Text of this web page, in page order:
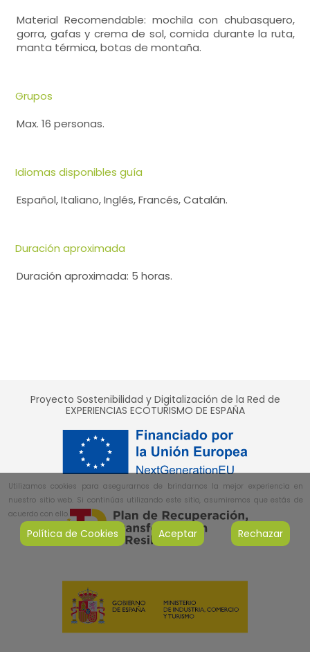
Material Recomendable: mochila con chubasquero,
gorra, gafas y crema de sol, comida durante la ruta,
manta térmica, botas de montaña.
Grupos
Max. 16 personas.
Idiomas disponibles guía
Español, Italiano, Inglés, Francés, Catalán.
Duración aproximada
Duración aproximada: 5 horas.
Proyecto Sostenibilidad y Digitalización de la Red de
EXPERIENCIAS ECOTURISMO DE ESPAÑA
Utilizamos cookies para asegurarnos de brindarnos la mejor experiencia en
nuestro sitio web. Si continúas utilizando este sitio, asumiremos que estás de
acuerdo con ello.
Política de Cookies Aceptar Rechazar